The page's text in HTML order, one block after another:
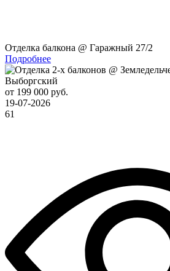
Отделка балкона @ Гаражный 27/2
Подробнее
Выборгский
от 199 000 руб.
19-07-2026
61